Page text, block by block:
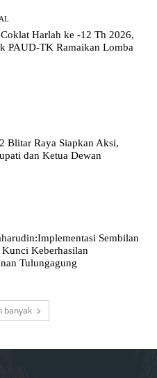
Harlah ke -12 Th 2026,
PAUD-TK Ramaikan Lomba
Blitar Raya Siapkan Aksi,
dan Ketua Dewan
Sembilan
Kunci Keberhasilan
Tulungagung
banyak